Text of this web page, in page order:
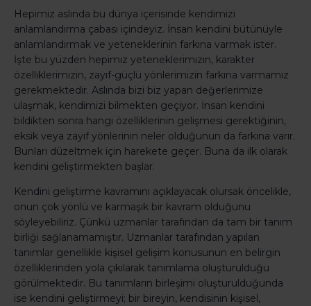
Hepimiz aslında bu dünya içerisinde kendimizi
anlamlandırma çabası içindeyiz. İnsan kendini bütünüyle
anlamlandırmak ve yeteneklerinin farkına varmak ister.
İşte bu yüzden hepimiz yeteneklerimizin, karakter
özelliklerimizin, zayıf-güçlü yönlerimizin farkına varmamız
gerekmektedir. Aslında bizi biz yapan değerlerimize
ulaşmak, kendimizi bilmekten geçiyor. İnsan kendini
bildikten sonra hangi özelliklerinin gelişmesi gerektiğinin,
eksik veya zayıf yönlerinin neler olduğunun da farkına varır.
Bunları düzeltmek için harekete geçer. Buna da ilk olarak
kendini geliştirmekten başlar.
Kendini geliştirme kavramını açıklayacak olursak öncelikle,
onun çok yönlü ve karmaşık bir kavram olduğunu
söyleyebiliriz. Çünkü uzmanlar tarafından da tam bir tanım
birliği sağlanamamıştır. Uzmanlar tarafından yapılan
tanımlar genellikle kişisel gelişim konusunun en belirgin
özelliklerinden yola çıkılarak tanımlama oluşturulduğu
görülmektedir. Bu tanımların birleşimi oluşturulduğunda
ise kendini geliştirmeyi; bir bireyin, kendisinin kişisel,